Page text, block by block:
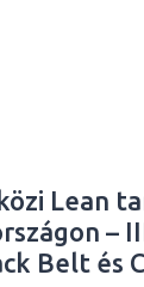
Lean
–
Belt és